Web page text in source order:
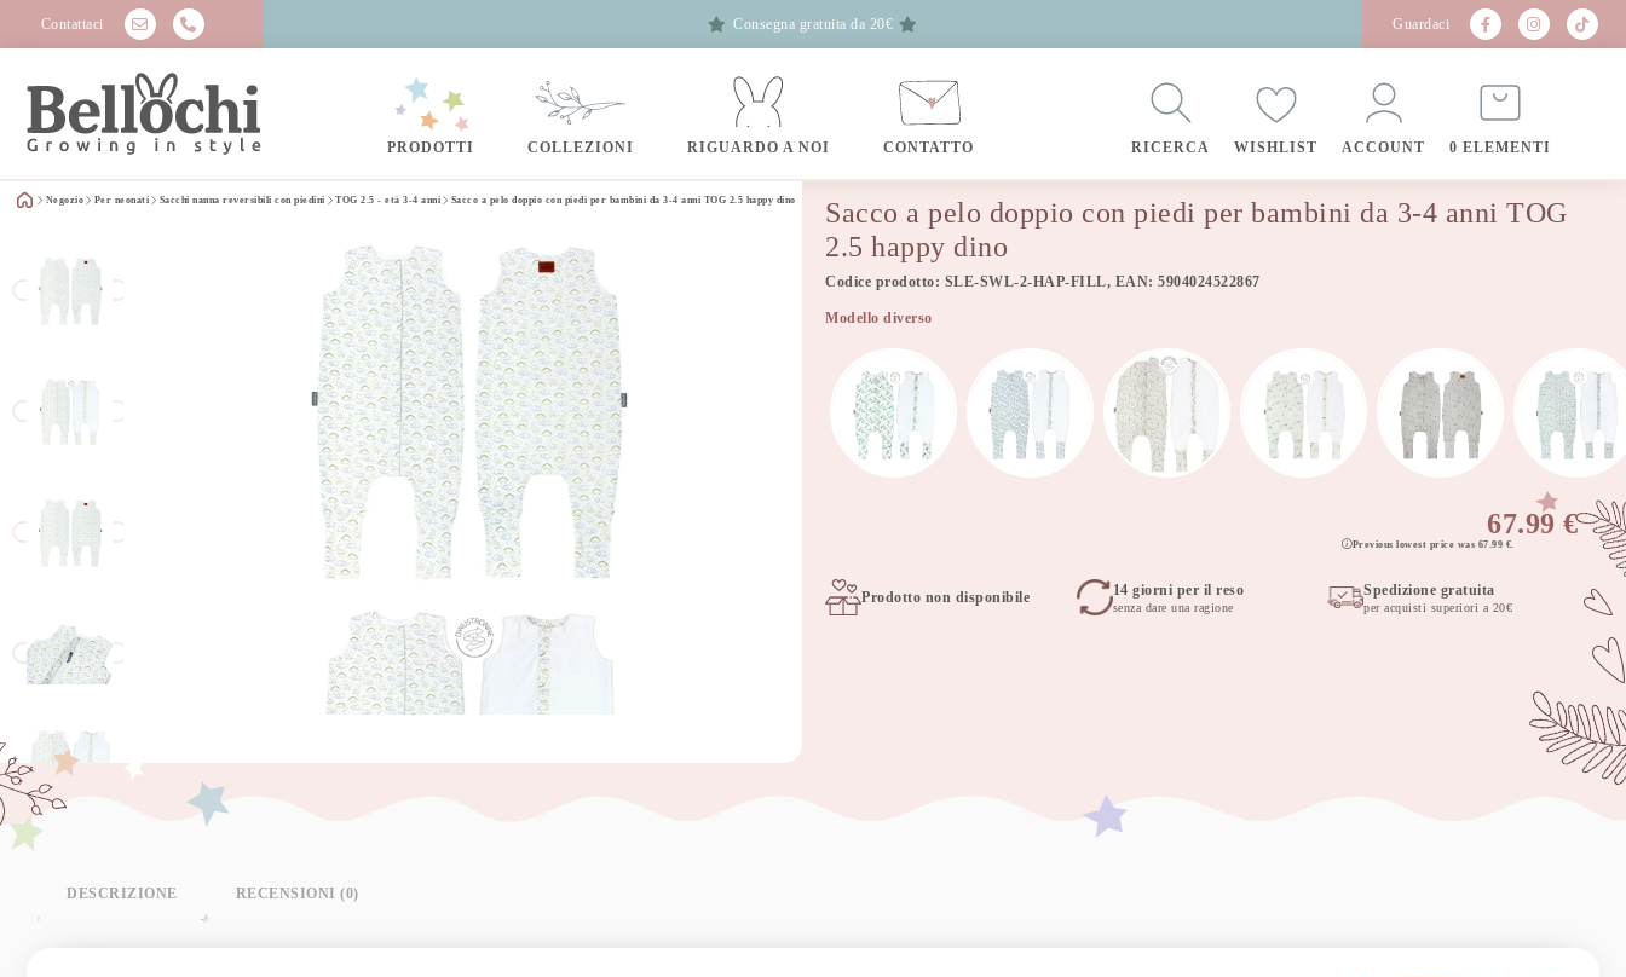
Contattaci Consegna gratuita da 20€ Guardaci
PRODOTTI COLLEZIONI RIGUARDO A NOI CONTATTO RICERCA WISHLIST ACCOUNT 0 ELEMENTI
Negozio Per neonati Sacchi nanna reversibili con piedini TOG 2.5 - età 3-4 anni Sacco a pelo doppio con piedi per bambini da 3-4 anni TOG 2.5 happy dino
Sacco a pelo doppio con piedi per bambini da 3-4 anni TOG
2.5 happy dino
Codice prodotto: SLE-SWL-2-HAP-FILL, EAN: 5904024522867
Modello diverso
67.99€
Previous lowest price was 67.99 €.
Prodotto non disponibile 14 giorni per il reso
senza dare una ragione
Spedizione gratuita
per acquisti superiori a 20€
DESCRIZIONE RECENSIONI (0)